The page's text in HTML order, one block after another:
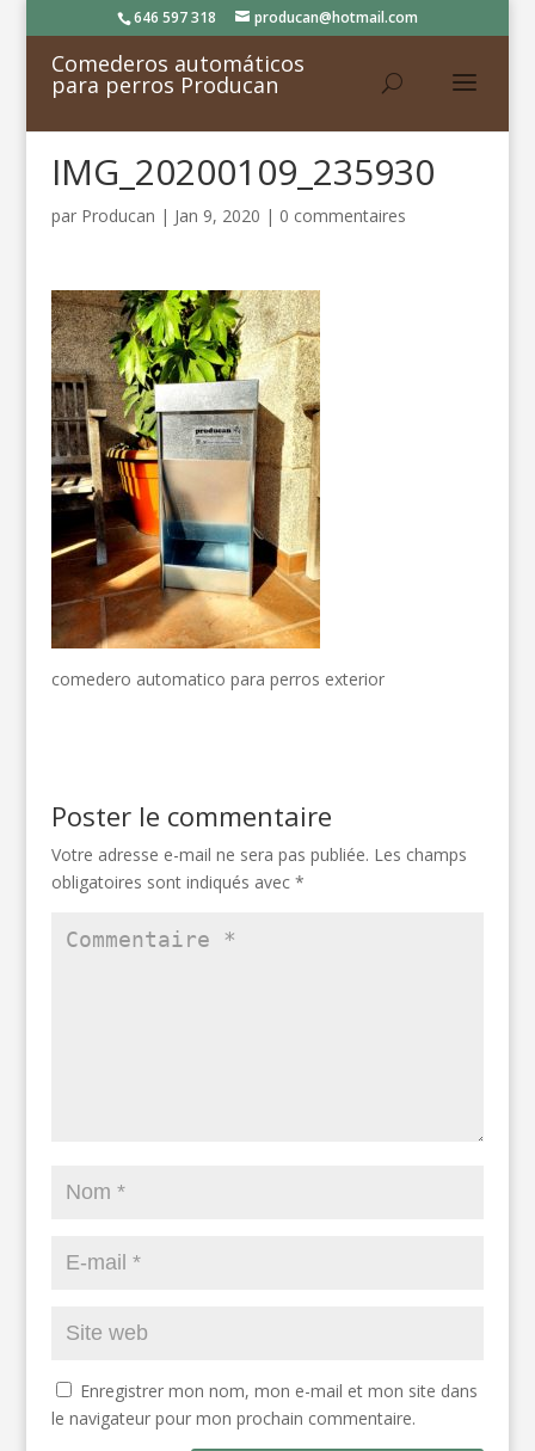
646 597 318 producan@hotmail.com
Comederos automáticos
para perros Producan
IMG_20200109_235930
par Producan | Jan 9, 2020 | 0 commentaires
comedero automatico para perros exterior
Poster le commentaire
Votre adresse e-mail ne sera pas publiée. Les champs
obligatoires sont indiqués avec *
Enregistrer mon nom, mon e-mail et mon site dans
le navigateur pour mon prochain commentaire.